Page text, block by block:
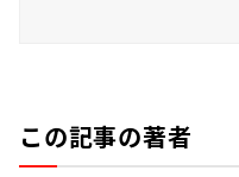
この記事の著者